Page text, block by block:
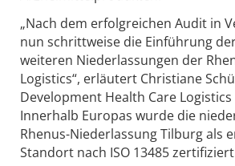
„Nach dem erfolgreichen Audit in
nun schrittweise die Einführung
weiteren Niederlassungen der
Logistics“, erläutert Christiane
Development Health Care
Innerhalb Europas wurde die
Rhenus-Niederlassung Tilburg als
Standort nach ISO 13485